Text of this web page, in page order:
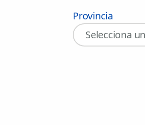
Provincia
Selecciona